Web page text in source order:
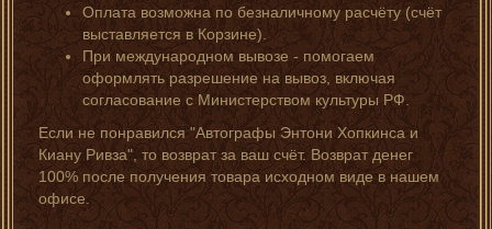
Оплата возможна по безналичному расчёту (счёт
выставляется в Корзине).
При международном вывозе - помогаем
оформлять разрешение на вывоз, включая
согласование с Министерством культуры РФ.
Если не понравился "Автографы Энтони Хопкинса и
Киану Ривза", то возврат за ваш счёт. Возврат денег
100% после получения товара исходном виде в нашем
офисе.